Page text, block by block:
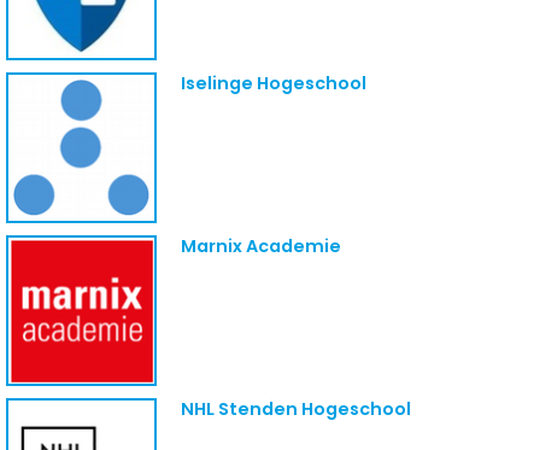
Iselinge Hogeschool
Marnix Academie
NHL Stenden Hogeschool